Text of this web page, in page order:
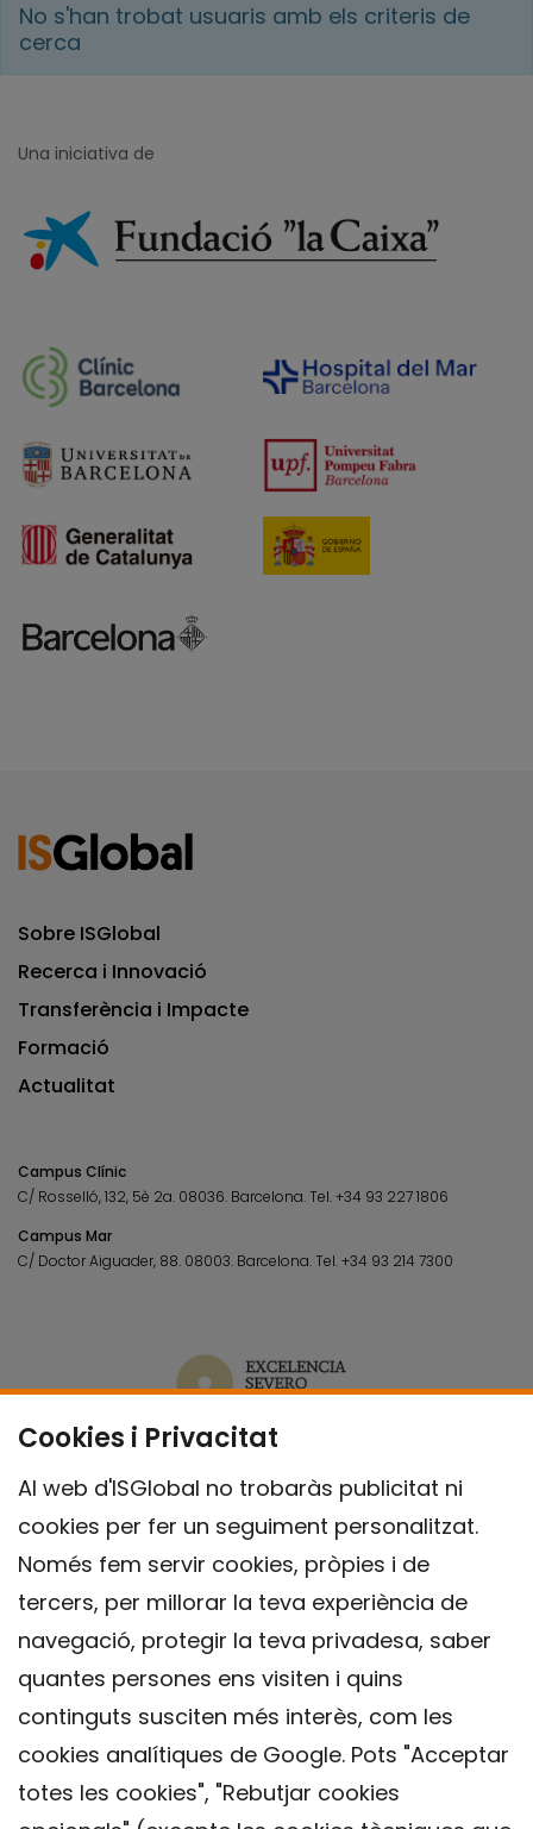
No s'han trobat usuaris amb els criteris de
cerca
Cookies i Privacitat
Al web d'ISGlobal no trobaràs publicitat ni
cookies per fer un seguiment personalitzat.
Només fem servir cookies, pròpies i de
tercers, per millorar la teva experiència de
navegació, protegir la teva privadesa, saber
quantes persones ens visiten i quins
continguts susciten més interès, com les
cookies analítiques de Google. Pots "Acceptar
totes les cookies", "Rebutjar cookies
Una iniciativa de
Sobre ISGlobal
Recerca i Innovació
Transferència i Impacte
Formació
Actualitat
Campus Clínic
C/ Rosselló, 132, 5è 2a. 08036. Barcelona.Tel.+34 93 227 1806
Campus Mar
C/ Doctor Aiguader, 88. 08003. Barcelona.Tel.+34 93 214 7300